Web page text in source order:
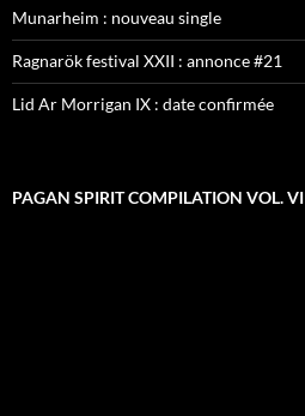
Munarheim : nouveau single
Ragnarök festival XXII : annonce #21
Lid Ar Morrigan IX : date confirmée
PAGAN SPIRIT COMPILATION VOL. VI